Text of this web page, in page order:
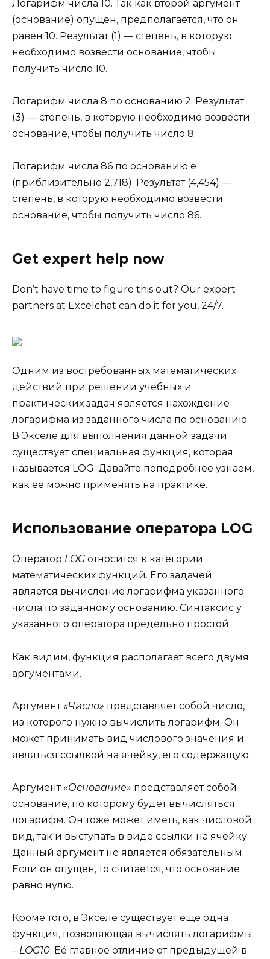
Логарифм числа 10. Так как второй аргумент
(основание) опущен, предполагается, что он
равен 10. Результат (1) — степень, в которую
необходимо возвести основание, чтобы
получить число 10.
Логарифм числа 8 по основанию 2. Результат
(3) — степень, в которую необходимо возвести
основание, чтобы получить число 8.
Логарифм числа 86 по основанию e
(приблизительно 2,718). Результат (4,454) —
степень, в которую необходимо возвести
основание, чтобы получить число 86.
Get expert help now
Don’t have time to figure this out? Our expert
partners at Excelchat can do it for you, 24/7.
Одним из востребованных математических
действий при решении учебных и
практических задач является нахождение
логарифма из заданного числа по основанию.
В Экселе для выполнения данной задачи
существует специальная функция, которая
называется LOG. Давайте поподробнее узнаем,
как её можно применять на практике.
Использование оператора LOG
Оператор LOG относится к категории
математических функций. Его задачей
является вычисление логарифма указанного
числа по заданному основанию. Синтаксис у
указанного оператора предельно простой:
Как видим, функция располагает всего двумя
аргументами.
Аргумент «Число» представляет собой число,
из которого нужно вычислить логарифм. Он
может принимать вид числового значения и
являться ссылкой на ячейку, его содержащую.
Аргумент «Основание» представляет собой
основание, по которому будет вычисляться
логарифм. Он тоже может иметь, как числовой
вид, так и выступать в виде ссылки на ячейку.
Данный аргумент не является обязательным.
Если он опущен, то считается, что основание
равно нулю.
Кроме того, в Экселе существует ещё одна
функция, позволяющая вычислять логарифмы
– LOG10. Её главное отличие от предыдущей в